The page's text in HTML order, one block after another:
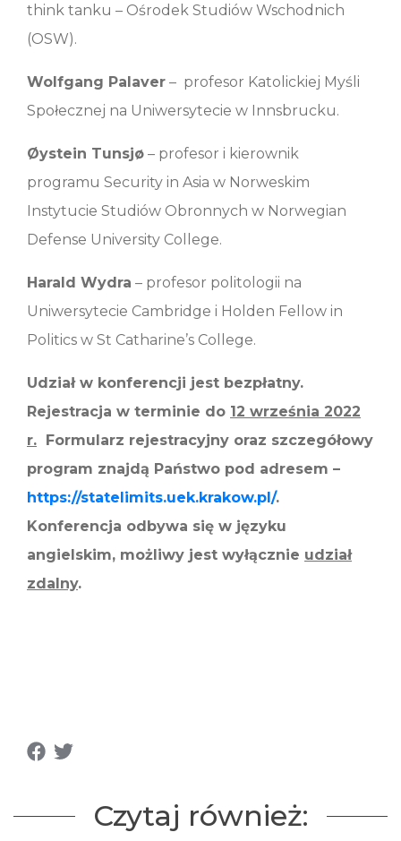
think tanku – Ośrodek Studiów Wschodnich
(OSW).
Wolfgang Palaver – profesor Katolickiej Myśli
Społecznej na Uniwersytecie w Innsbrucku.
Øystein Tunsjø – profesor i kierownik
programu Security in Asia w Norweskim
Instytucie Studiów Obronnych w Norwegian
Defense University College.
Harald Wydra – profesor politologii na
Uniwersytecie Cambridge i Holden Fellow in
Politics w St Catharine’s College.
Udział w konferencji jest bezpłatny.
Rejestracja w terminie do 12 września 2022
r. Formularz rejestracyjny oraz szczegółowy
program znajdą Państwo pod adresem –
https://statelimits.uek.krakow.pl/.
Konferencja odbywa się w języku
angielskim, możliwy jest wyłącznie udział
zdalny.
Czytaj również: